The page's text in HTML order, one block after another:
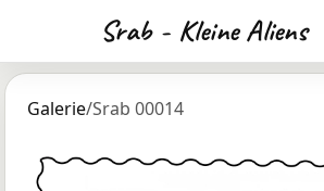
Srab - Kleine Aliens
Galerie/Srab 00014